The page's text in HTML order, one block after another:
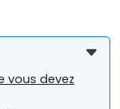
vous devez